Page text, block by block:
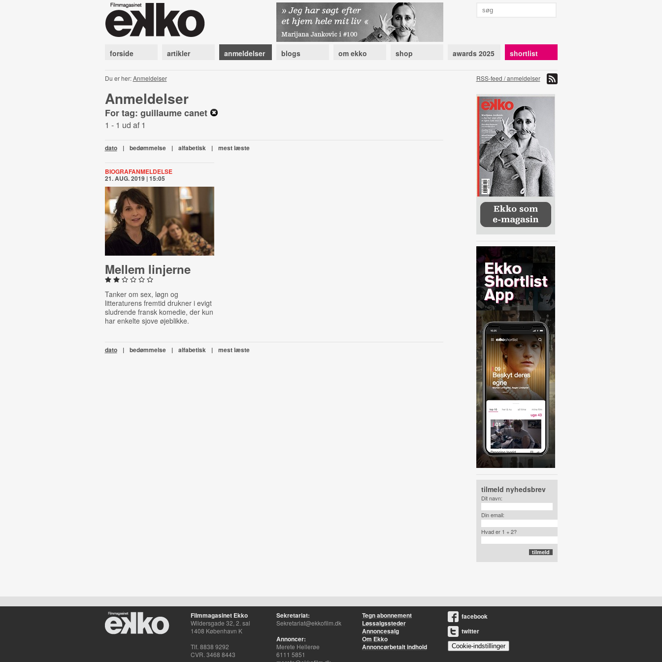
forside artikler anmeldelser blogs om ekko shop awards 2025 shortlist
Du er her:Anmeldelser RSS-feed / anmeldelser
Anmeldelser
For tag: guillaume canet
1 - 1 ud af 1
dato | bedømmelse | alfabetisk | mest læste
BIOGRAFANMELDELSE
21. AUG. 2019 | 15:05
Mellem linjerne
Tanker om sex, løgn og
litteraturens fremtid drukner i evigt
sludrende fransk komedie, der kun
har enkelte sjove øjeblikke.
dato | bedømmelse | alfabetisk | mest læste
tilmeld nyhedsbrev
Dit navn:
Din email:
Hvad er 1 + 2?
Filmmagasinet Ekko
Wildersgade 32, 2. sal
1408 København K
Tlf. 8838 9292
CVR. 3468 8443
Sekretariat:
Sekretariat@ekkofilm.dk
Annoncer:
Merete Hellerøe
6111 5851
Tegn abonnement
Løssalgssteder
Annoncesalg
Om Ekko
Annoncørbetalt indhold
facebook
twitter
Cookie-indstillinger